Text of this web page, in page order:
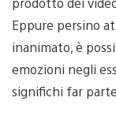
Eppure persino
inanimato, è
emozioni negli
significhi far